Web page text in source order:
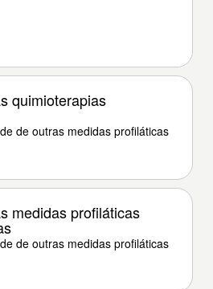
quimioterapias
de outras medidas profiláticas
medidas profiláticas
de outras medidas profiláticas